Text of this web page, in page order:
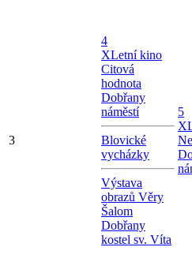
3
4
XLetní kino
Citová
hodnota
Dobřany
náměstí
Blovické
vycházky
Výstava
obrazů Věry
Šalom
Dobřany
kostel sv. Víta
5
X